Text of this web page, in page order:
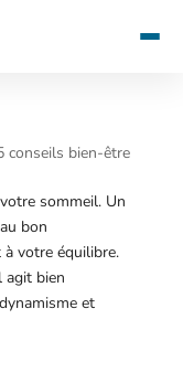
conseils bien-être
sommeil. Un
bon
votre équilibre.
agit bien
et